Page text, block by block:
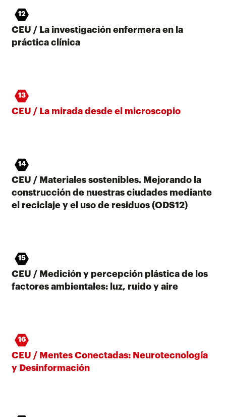
12
CEU / La investigación enfermera en la
práctica clínica
13
CEU / La mirada desde el microscopio
14
CEU / Materiales sostenibles. Mejorando la
construcción de nuestras ciudades mediante
el reciclaje y el uso de residuos (ODS12)
15
CEU / Medición y percepción plástica de los
factores ambientales: luz, ruido y aire
16
CEU / Mentes Conectadas: Neurotecnología
y Desinformación